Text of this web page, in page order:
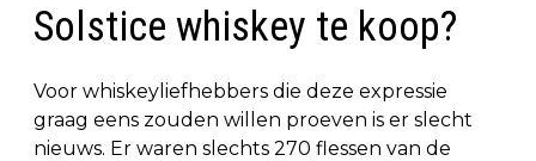
Solstice whiskey te koop?
Voor whiskeyliefhebbers die deze expressie
graag eens zouden willen proeven is er slecht
nieuws. Er waren slechts 270 flessen van de